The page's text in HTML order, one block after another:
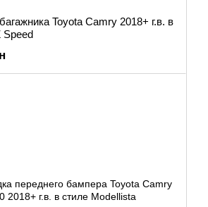
Toyota Camry 2018+ г.в. в
Speed